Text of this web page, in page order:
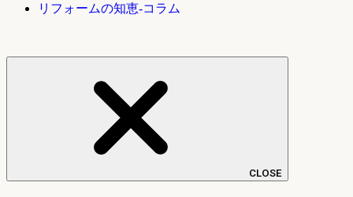
リフォームの知恵-コラム
CLOSE